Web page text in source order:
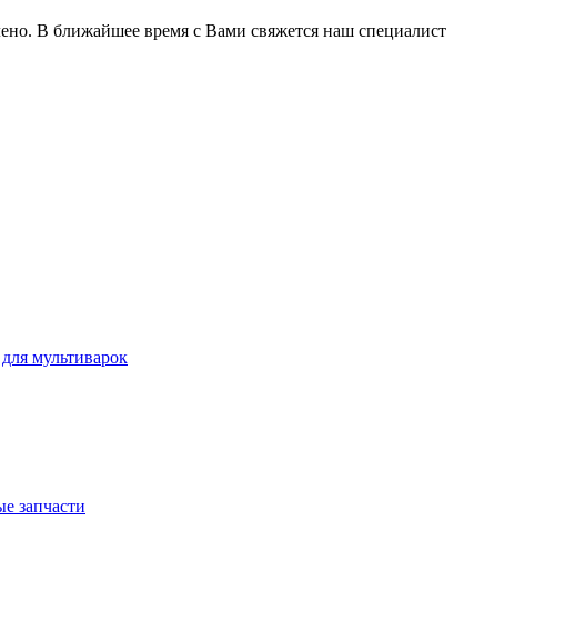
В ближайшее время с Вами свяжется наш специалист
мультиварок
запчасти